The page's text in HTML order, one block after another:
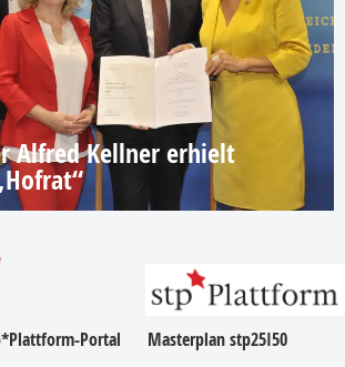
Alfred Kellner erhielt
Portal Masterplan stp25I50